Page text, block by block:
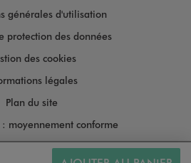
générales d'utilisation
protection des données
des cookies
légales
Plan du site
moyennement conforme